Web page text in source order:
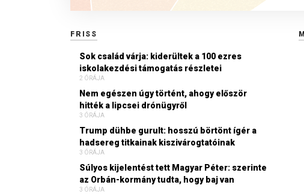
FRISS
Sok család várja: kiderültek a 100 ezres
iskolakezdési támogatás részletei
2 ÓRÁJA
Nem egészen úgy történt, ahogy először
hitték a lipcsei drónügyről
3 ÓRÁJA
Trump dühbe gurult: hosszú börtönt ígér a
hadsereg titkainak kiszivárogtatóinak
3 ÓRÁJA
Súlyos kijelentést tett Magyar Péter: szerinte
az Orbán-kormány tudta, hogy baj van
3 ÓRÁJA